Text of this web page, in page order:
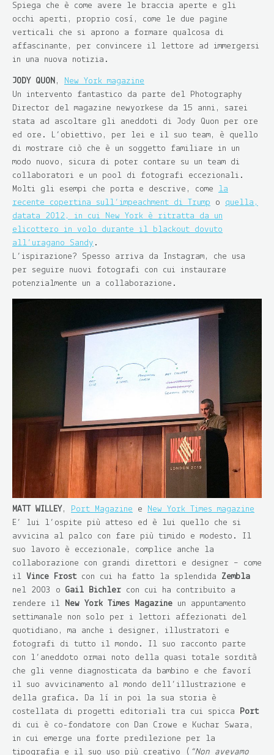
Spiega che è come avere le braccia aperte e gli
occhi aperti, proprio così, come le due pagine
verticali che si aprono a formare qualcosa di
affascinante, per convincere il lettore ad immergersi
in una nuova notizia.
JODY QUON ,
New York magazine
Un intervento fantastico da parte del Photography
Director del magazine newyorkese da 15 anni, sarei
stata ad ascoltare gli aneddoti di Jody Quon per ore
ed ore. L’obiettivo, per lei e il suo team, è quello
di mostrare ciò che è un soggetto familiare in un
modo nuovo, sicura di poter contare su un team di
collaboratori e un pool di fotografi eccezionali.
Molti gli esempi che porta e descrive, come la
recente copertina sull’impeachment di Trump o quella,
datata 2012, in cui New York è ritratta da un
elicottero in volo durante il blackout dovuto
all’uragano Sandy .
L’ispirazione? Spesso arriva da Instagram, che usa
per seguire nuovi fotografi con cui instaurare
potenzialmente un a collaborazione.
MATT WILLEY , Port Magazine e New York Times magazine
E’ lui l’ospite più atteso ed è lui quello che si
avvicina al palco con fare più timido e modesto. Il
suo lavoro è eccezionale, complice anche la
collaborazione con grandi direttori e designer – come
il Vince Frostcon cui ha fatto la splendida Zembla
nel 2003 o Gail Bichler con cui ha contribuito a
rendere il New York Times Magazine un appuntamento
settimanale non solo per i lettori affezionati del
quotidiano, ma anche i designer, illustratori e
fotografi di tutto il mondo. Il suo racconto parte
con l’aneddoto ormai noto della quasi totale sordità
che gli venne diagnosticata da bambino e che favorì
il suo avvicinamento al mondo dell’illustrazione e
della grafica. Da lì in poi la sua storia è
costellata di progetti editoriali tra cui spicca Port
di cui è co-fondatore con Dan Crowe e Kuchar Swara,
in cui emerge una forte predilezione per la
tipografia e il suo uso più creativo ( “Non avevamo